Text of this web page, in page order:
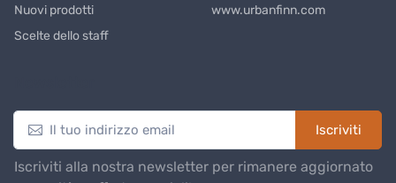
Nuovi prodotti
Scelte dello staff
www.urbanfinn.com
Iscriviti
Iscriviti alla nostra newsletter per rimanere aggiornato